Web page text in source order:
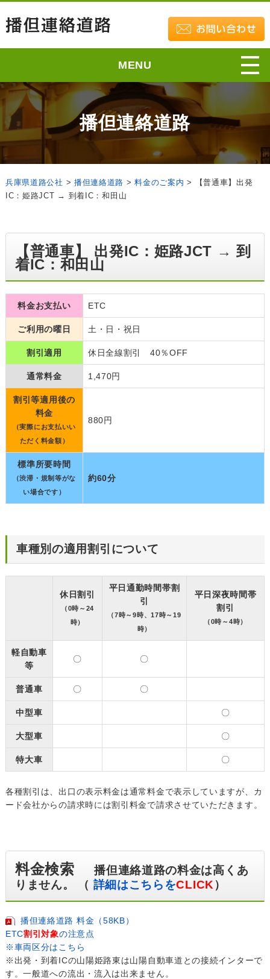
MENU
播但連絡道路
兵庫県道路公社 > 播但連絡道路 >料金のご案内 >
【普通車】出発
IC：姫路JCT → 到着IC：和田山
【普通車】 出発IC：姫路JCT → 到
着IC：和田山
料金お支払い ETC
ご利用の曜日 土・日・祝日
割引適用 休日全線割引 40％OFF
通常料金 1,470円
割引等適用後の
料金
（実際にお支払いい
ただく料金額）
880円
標準所要時間
（渋滞・規制等がな
い場合です）
約60分
車種別の適用割引について
休日割引
（0時～24
時）
平日通勤時間帯割
引
（7時～9時、17時～19
時）
平日深夜時間帯
割引
（0時～4時）
軽自動車
等
〇 〇
普通車 〇 〇
中型車 〇
大型車 〇
特大車 〇
各種割引は、出口の表示料金は通常料金で表示していますが、カ
ード会社からの請求時には割引料金で請求させていただきます。
料金検索播但連絡道路の料金は高くあ
りません。 （ 詳細はこちらをCLICK ）
播但連絡道路 料金（58KB）
ETC割引対象の注意点
※車両区分はこちら
※出発・到着ICの山陽姫路東は山陽自動車道との接続インターで
す。一般道への流出・流入は出来ません。